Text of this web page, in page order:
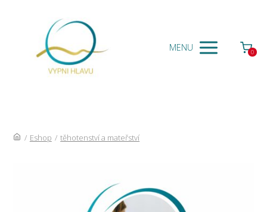
MENU 0
/ Eshop / těhotenství a mateřství